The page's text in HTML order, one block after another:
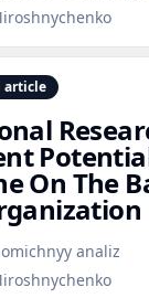
article
On The
analiz